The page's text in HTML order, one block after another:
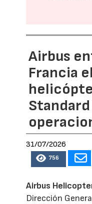
Airbus
Francia
Standard
31/07/2026
756
Airbus
Dirección